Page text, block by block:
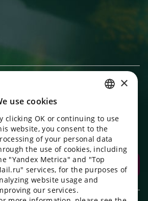
in the app!
rewards for purchases and reminders
Download the app
ENGLISH
UKRAINIAN
PORTUGUESE
SPANISH
×
use cookies
clicking OK or continuing to use
website, you consent to the
of your personal data
the use of cookies, including
"Yandex Metrica" and "Top
services, for the purposes of
website usage and
our services.